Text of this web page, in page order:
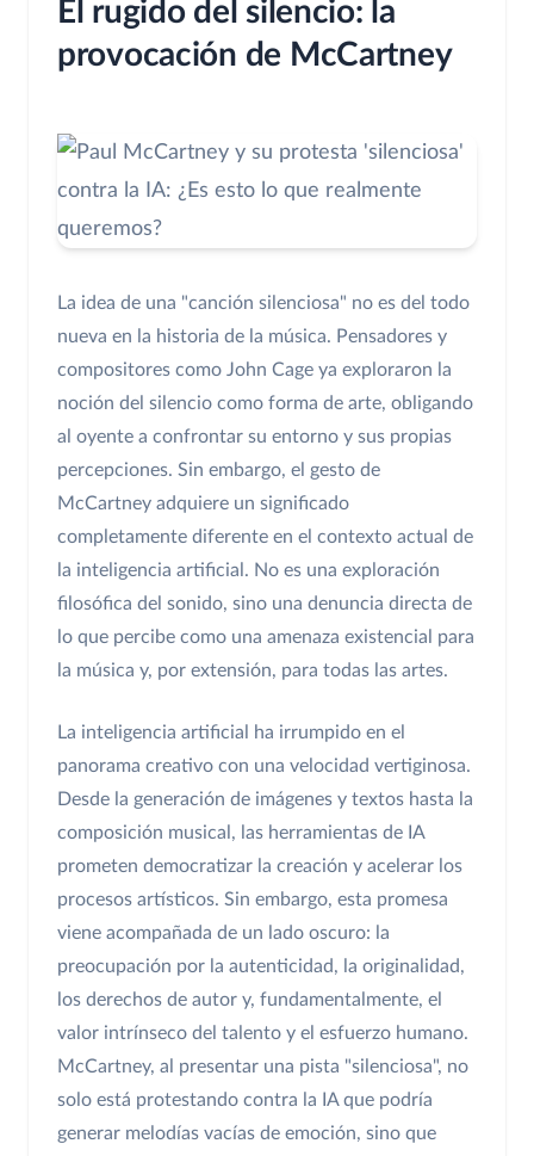
El rugido del silencio: la
provocación de McCartney
La idea de una "canción silenciosa" no es del todo
nueva en la historia de la música. Pensadores y
compositores como John Cage ya exploraron la
noción del silencio como forma de arte, obligando
al oyente a confrontar su entorno y sus propias
percepciones. Sin embargo, el gesto de
McCartney adquiere un significado
completamente diferente en el contexto actual de
la inteligencia artificial. No es una exploración
filosófica del sonido, sino una denuncia directa de
lo que percibe como una amenaza existencial para
la música y, por extensión, para todas las artes.
La inteligencia artificial ha irrumpido en el
panorama creativo con una velocidad vertiginosa.
Desde la generación de imágenes y textos hasta la
composición musical, las herramientas de IA
prometen democratizar la creación y acelerar los
procesos artísticos. Sin embargo, esta promesa
viene acompañada de un lado oscuro: la
preocupación por la autenticidad, la originalidad,
los derechos de autor y, fundamentalmente, el
valor intrínseco del talento y el esfuerzo humano.
McCartney, al presentar una pista "silenciosa", no
solo está protestando contra la IA que podría
generar melodías vacías de emoción, sino que